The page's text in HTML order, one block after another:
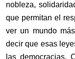
nobleza,
que permitan el
ver un mundo
decir que esas
las democracias.